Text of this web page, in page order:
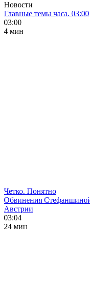
Новости
Главные темы часа. 03:00
03:00
4 мин
Четко. Понятно
Обвинения
Австрии
03:04
24 мин